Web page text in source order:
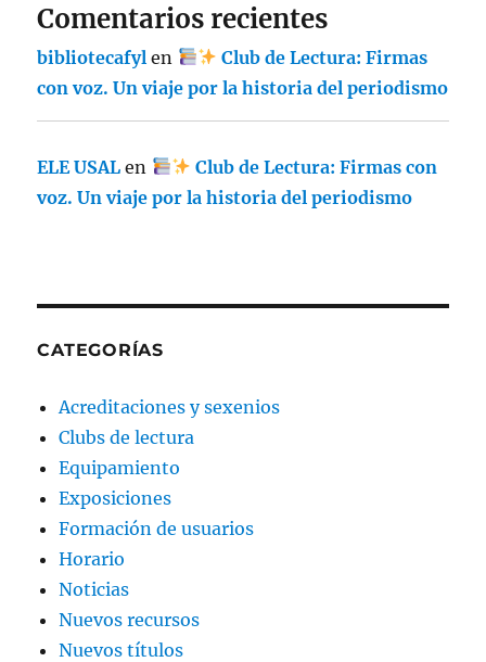
Comentarios recientes
bibliotecafyl en
Club de Lectura: Firmas
con voz. Un viaje por la historia del periodismo
ELE USAL en
Club de Lectura: Firmas con
voz. Un viaje por la historia del periodismo
CATEGORÍAS
Acreditaciones y sexenios
Clubs de lectura
Equipamiento
Exposiciones
Formación de usuarios
Horario
Noticias
Nuevos recursos
Nuevos títulos